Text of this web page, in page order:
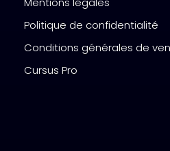
Politique de confidentialité
Conditions générales de
Cursus Pro